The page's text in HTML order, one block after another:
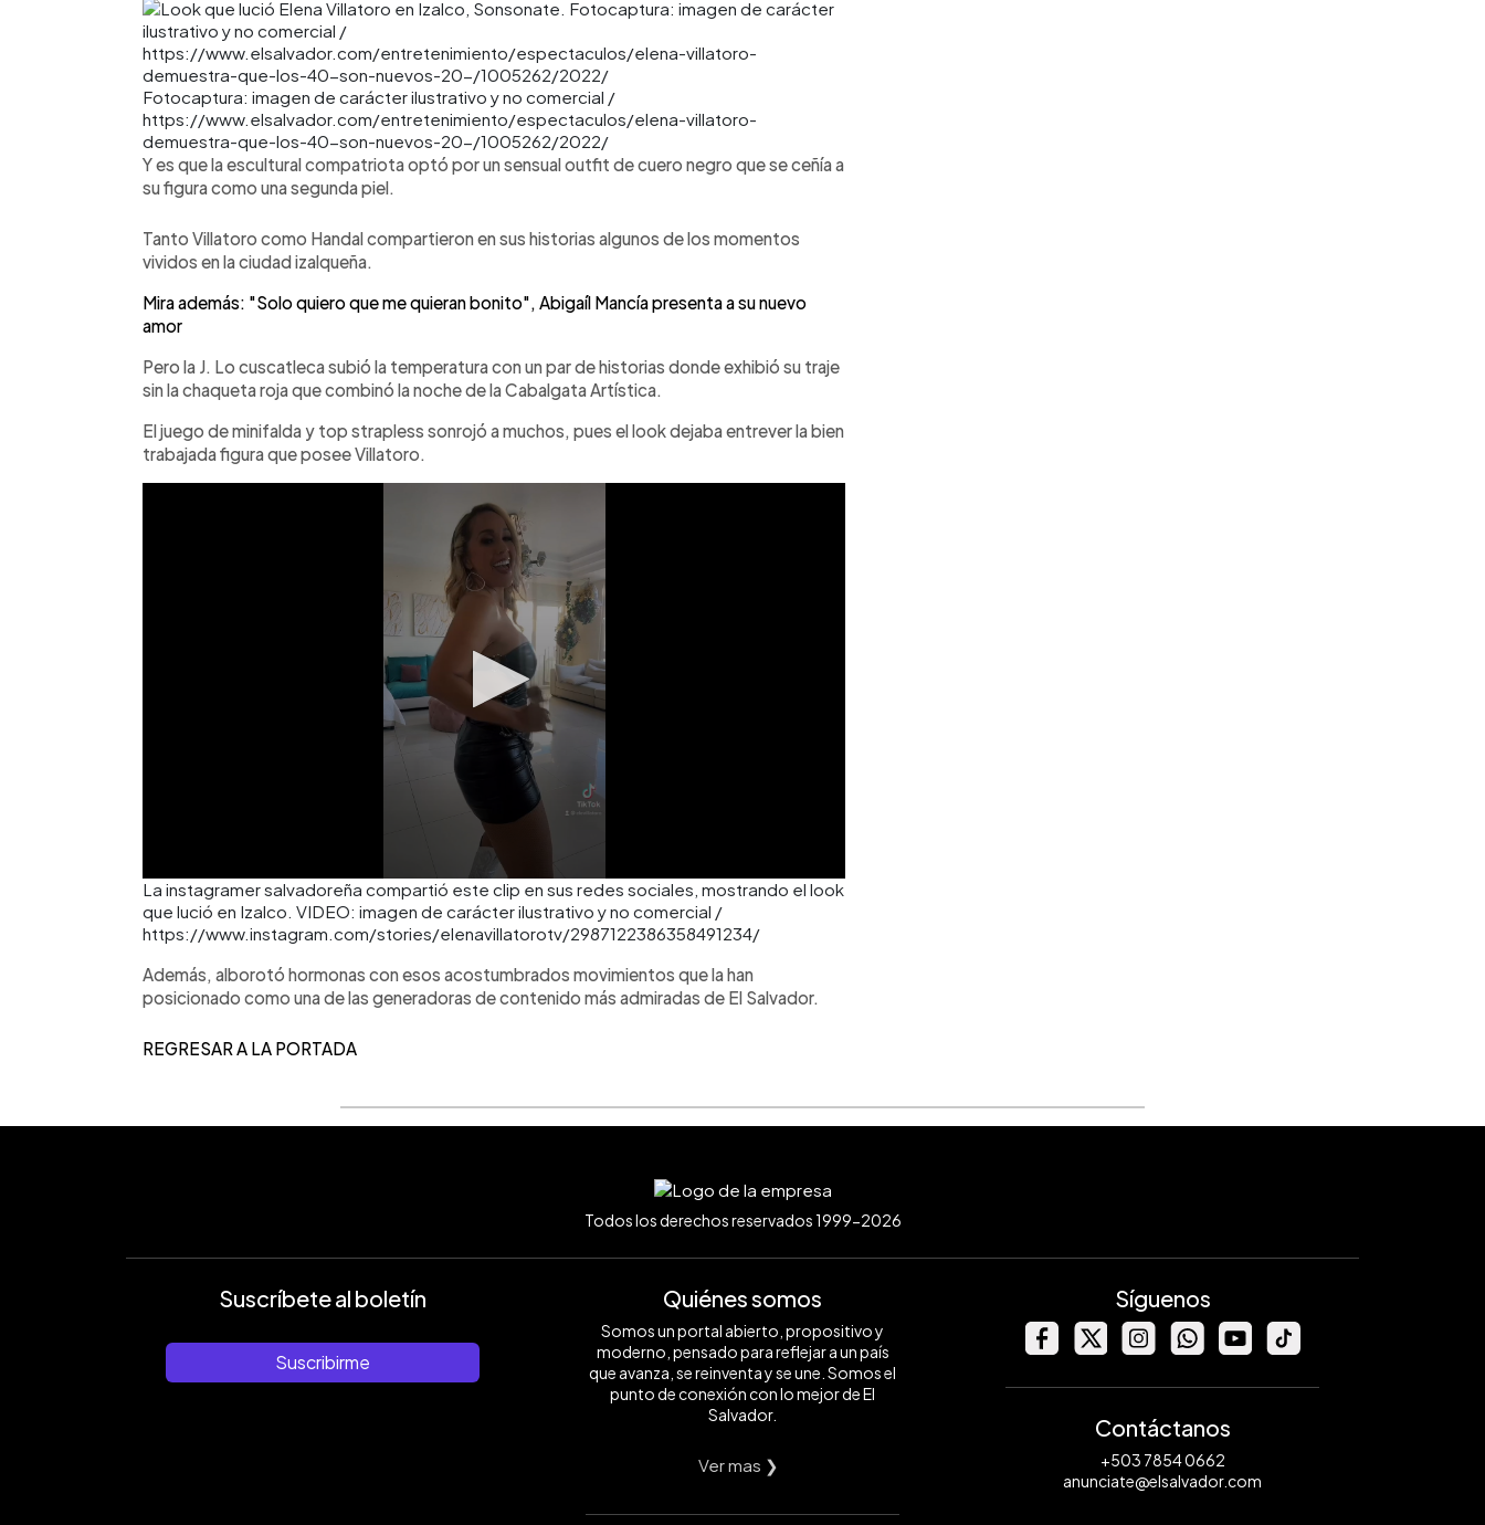
Fotocaptura: imagen de carácter ilustrativo y no comercial /
https://www.elsalvador.com/entretenimiento/espectaculos/elena-villatoro-
demuestra-que-los-40-son-nuevos-20-/1005262/2022/
Y es que la escultural compatriota optó por un sensual outfit de cuero negro que se ceñía a
su figura como una segunda piel.
Tanto Villatoro como Handal compartieron en sus historias algunos de los momentos
vividos en la ciudad izalqueña.
Mira además: "Solo quiero que me quieran bonito", Abigaíl Mancía presenta a su nuevo
amor
Pero la J. Lo cuscatleca subió la temperatura con un par de historias donde exhibió su traje
sin la chaqueta roja que combinó la noche de la Cabalgata Artística.
El juego de minifalda y top strapless sonrojó a muchos, pues el look dejaba entrever la bien
trabajada figura que posee Villatoro.
La instagramer salvadoreña compartió este clip en sus redes sociales, mostrando el look
que lució en Izalco. VIDEO: imagen de carácter ilustrativo y no comercial /
https://www.instagram.com/stories/elenavillatorotv/2987122386358491234/
Además, alborotó hormonas con esos acostumbrados movimientos que la han
posicionado como una de las generadoras de contenido más admiradas de El Salvador.
REGRESAR A LA PORTADA
Todos los derechos reservados 1999-2026
Suscríbete al boletín
Suscribirme
Quiénes somos
Somos un portal abierto, propositivo y
moderno, pensado para reflejar a un país
que avanza, se reinventa y se une. Somos el
punto de conexión con lo mejor de El
Salvador.
Ver mas ❯
Síguenos
Contáctanos
+503 7854 0662
anunciate@elsalvador.com